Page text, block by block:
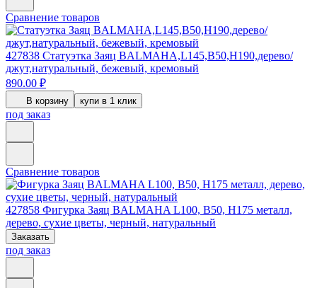
Сравнение товаров
427838 Статуэтка Заяц BALMAHA,L145,B50,H190,дерево/
джут,натуральный, бежевый, кремовый
890.00 ₽
В корзину купи в 1 клик
под заказ
Сравнение товаров
427858 Фигурка Заяц BALMAHA L100, B50, H175 металл,
дерево, сухие цветы, черный, натуральный
Заказать
под заказ